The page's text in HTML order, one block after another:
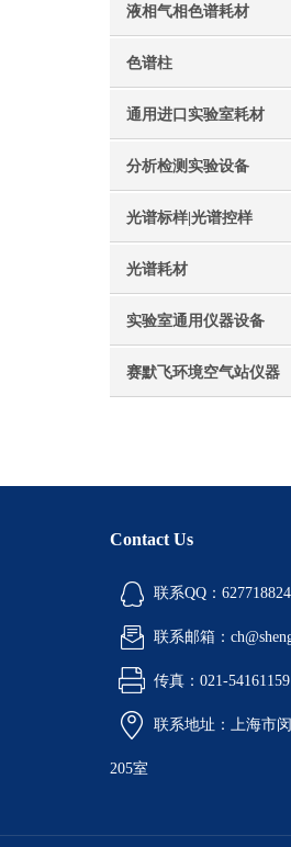
液相气相色谱耗材
色谱柱
通用进口实验室耗材
分析检测实验设备
光谱标样|光谱控样
光谱耗材
实验室通用仪器设备
赛默飞环境空气站仪器
Contact Us
联系QQ：627718824
联系邮箱：
传真：021-54161159
联系地址：上海市
205室